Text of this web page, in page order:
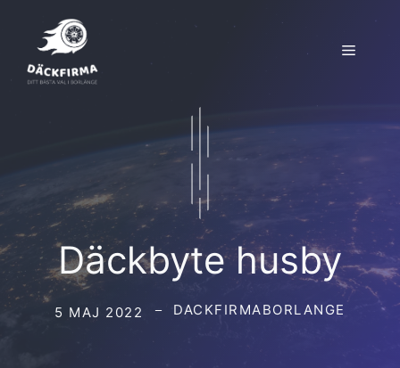
innehåll
Meny
Däckbyte husby
5 MAJ 2022 DACKFIRMABORLANGE